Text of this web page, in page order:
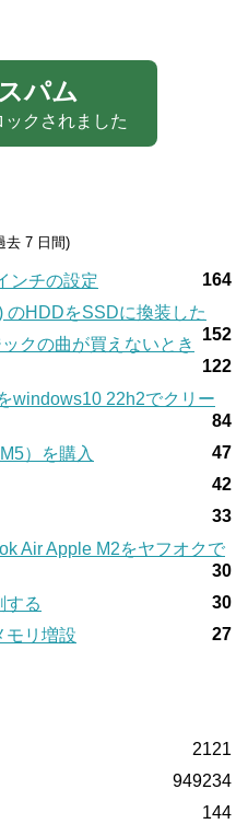
パム
クされました
去 7 日間)
ンチの設定
164
のHDDをSSDに換装した
152
クの曲が買えないとき
122
windows10 22h2でクリー
84
）を購入
47
42
33
Air Apple M2をヤフオクで
30
する
30
モリ増設
27
2121
949234
144